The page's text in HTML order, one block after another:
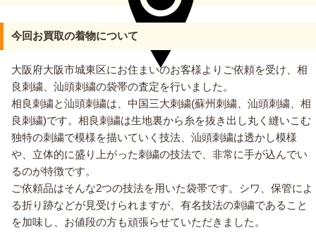
今回お買取の着物について
大阪府大阪市城東区にお住まいのお客様よりご依頼を受け、相
良刺繍、汕頭刺繍の袋帯の査定を行いました。
相良刺繍と汕頭刺繍は、中国三大刺繍(蘇州刺繍、汕頭刺繍、相
良刺繍)です。相良刺繍は生地裏から糸を抜き出し丸く縫いこむ
独特の刺繍で模様を描いていく技法、汕頭刺繍は透かし模様
や、立体的に盛り上がった刺繍の技法で、非常に手が込んでい
るのが特徴です。
ご依頼品はそんな2つの技法を用いた袋帯です。シワ、保管によ
る折り跡などが見受けられますが、有名技法の刺繍であること
を加味し、お値段の方も頑張らせていただきました。